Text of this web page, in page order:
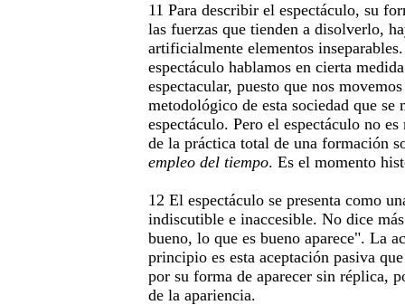
11 Para describir el espectáculo, su
las fuerzas que tienden a disolverlo,
artificialmente elementos
espectáculo hablamos en cierta
espectacular, puesto que nos
metodológico de esta sociedad que se
espectáculo. Pero el espectáculo no
de la práctica total de una formación
empleo del tiempo. Es el momento
12 El espectáculo se presenta como
indiscutible e inaccesible. No dice
bueno, lo que es bueno aparece". La
principio es esta aceptación pasiva
por su forma de aparecer sin réplica,
de la apariencia.